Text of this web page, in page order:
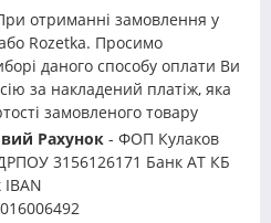
отриманні замовлення у
Rozetka. Просимо
даного способу оплати Ви
за накладений платіж, яка
замовленого товару
Рахунок - ФОП Кулаков
3156126171 Банк АТ КБ